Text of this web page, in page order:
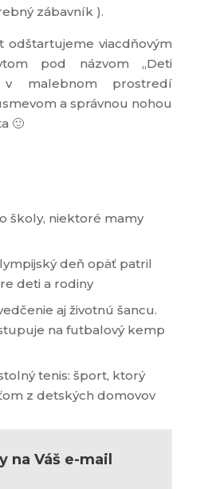
zábavník ).
odštartujeme viacdňovým
pod názvom „Deti
v malebnom prostredí
a správnou nohou
🙂
školy, niektoré mamy
deň opäť patril
deti a rodiny
aj životnú šancu.
na futbalový kemp
tenis: šport, ktorý
z detských domovov
na Váš e-mail